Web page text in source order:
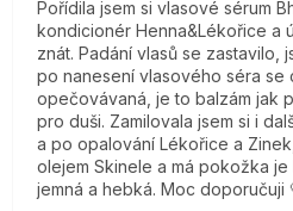
Pořídila jsem si vlasové sérum
kondicionér Henna&Lékořice a
znát. Padání vlasů se zastavilo,
po nanesení vlasového séra se
opečovávaná, je to balzám jak
pro duši. Zamilovala jsem si i
a po opalování Lékořice a
olejem Skinele a má pokožka
jemná a hebká. Moc doporučuji